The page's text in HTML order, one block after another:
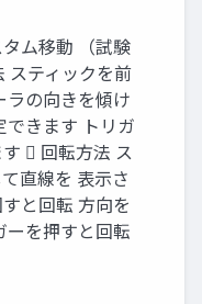
ム移動 （試験
スティックを前
ラの向きを傾け
できます トリガ
 回転方法 ス
直線を 表示さ
と回転 方向を
ーを押すと回転